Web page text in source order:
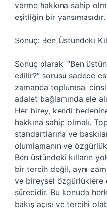
verme hakkına sahip
eşitliğin bir yansımasıdır.
Sonuç: Ben Üstündeki
Sonuç olarak, “Ben
edilir?” sorusu sadece
zamanda toplumsal
adalet bağlamında ele
Her birey, kendi
hakkına sahip olmalı.
standartlarına ve
olumlamanın ve özgürlük
Ben üstündeki kılların
bir tercih değil, aynı
ve bireysel özgürlüklere
sürecidir. Bu konuda
bakış açısı ve tercihi